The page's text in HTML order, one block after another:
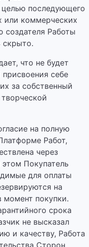
целью последующего
или коммерческих
создателя Работы
что не будет
себе
за собственный
на полную
Работ,
через
Покупатель
для оплаты
на
покупки.
срока
не высказал
и качеству, Работа